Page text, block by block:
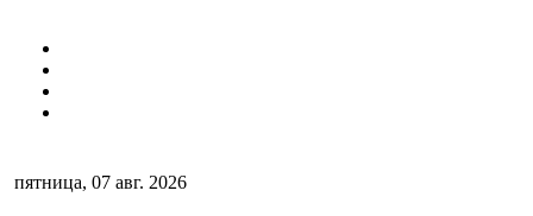
пятница, 07 авг. 2026